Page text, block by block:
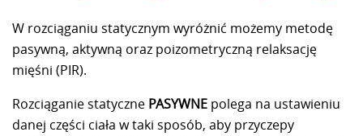
W rozciąganiu statycznym wyróżnić możemy metodę
pasywną, aktywną oraz poizometryczną relaksację
mięśni (PIR).
Rozciąganie statyczne PASYWNE polega na ustawieniu
danej części ciała w taki sposób, aby przyczepy